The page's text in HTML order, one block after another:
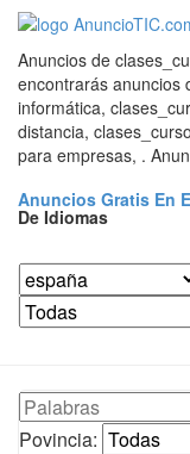
Anuncios de
encontrarás anuncios
informática,
distancia,
para empresas, .
Anuncios Gratis En
De Idiomas
Povincia: